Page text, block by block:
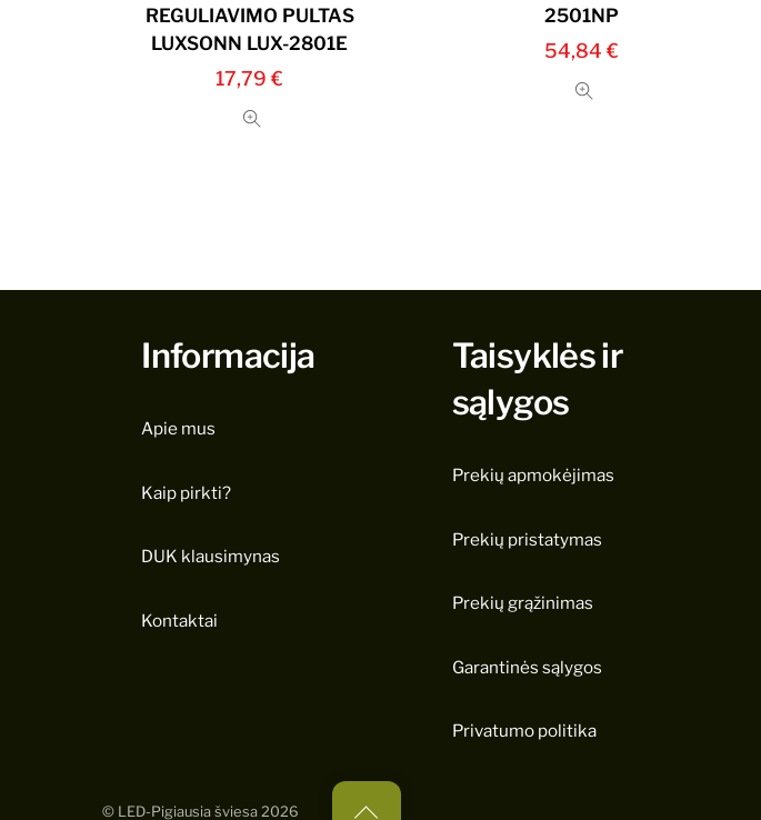
REGULIAVIMO PULTAS
LUXSONN LUX-2801E
17,79€
2501NP
54,84€
Informacija
Apie mus
Kaip pirkti?
DUK klausimynas
Kontaktai
Taisyklės ir
sąlygos
Prekių apmokėjimas
Prekių pristatymas
Prekių grąžinimas
Garantinės sąlygos
Privatumo politika
Back
© LED-Pigiausia šviesa 2026